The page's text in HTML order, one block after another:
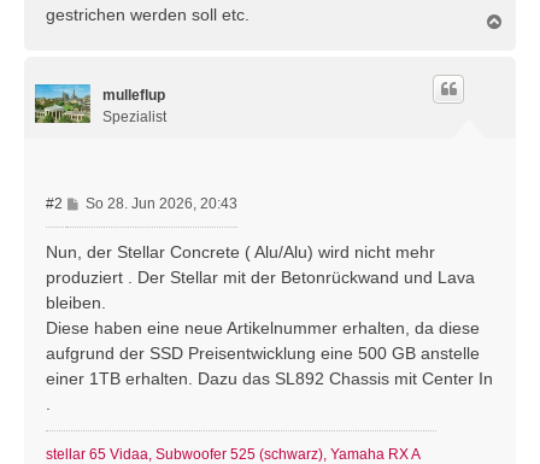
gestrichen werden soll etc.
mulleflup
Spezialist
#2
B
e
r
a
g
So 28. Jun 2026, 20:43
Nun, der Stellar Concrete ( Alu/Alu) wird nicht mehr
produziert . Der Stellar mit der Betonrückwand und Lava
bleiben.
Diese haben eine neue Artikelnummer erhalten, da diese
aufgrund der SSD Preisentwicklung eine 500 GB anstelle
einer 1TB erhalten. Dazu das SL892 Chassis mit Center In
stellar 65 Vidaa, Subwoofer 525 (schwarz), Yamaha RX A